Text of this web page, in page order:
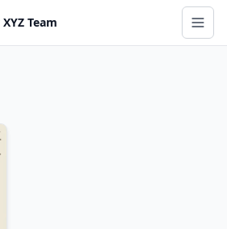
Team